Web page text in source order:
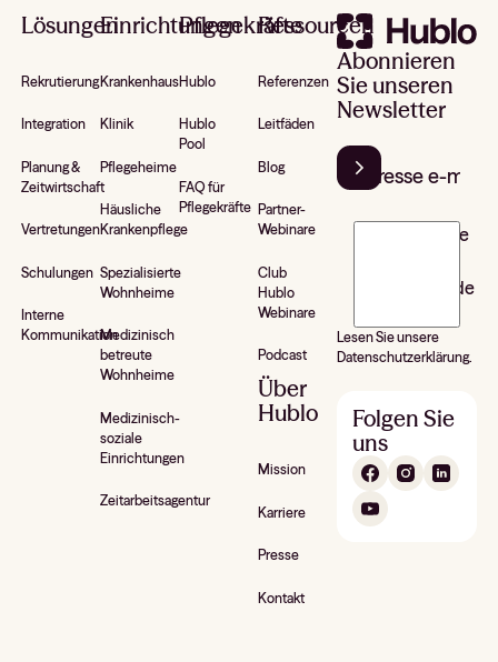
Lösungen
Rekrutierung
Integration
Planung &
Zeitwirtschaft
Vertretungen
Schulungen
Interne
Kommunikation
Einrichtungen
Krankenhaus
Klinik
Pflegeheime
Häusliche
Krankenpflege
Spezialisierte
Wohnheime
Medizinisch
betreute
Wohnheime
Medizinisch-
soziale
Einrichtungen
Zeitarbeitsagentur
Pflegekräfte
Hublo
Hublo
Pool
FAQ für
Pflegekräfte
Ressourcen
Referenzen
Leitfäden
Blog
Partner-
Webinare
Club
Hublo
Webinare
Podcast
Über
Hublo
Mission
Karriere
Presse
Kontakt
Abonnieren
Sie unseren
Newsletter
J’accepte de
newsletter de
Lesen Sie unsere
Datenschutzerklärung.
Folgen Sie
uns